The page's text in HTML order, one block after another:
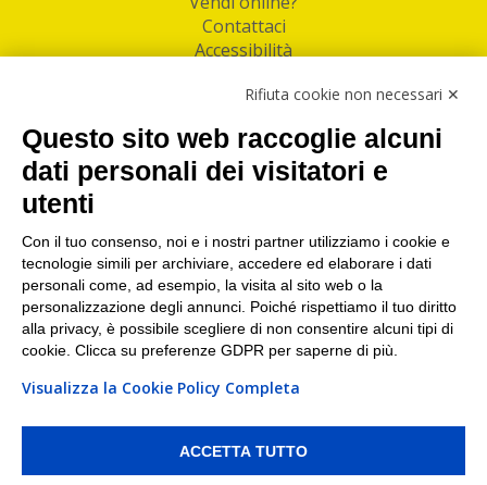
Contattaci
Accessibilità
Facebook
Linkedin
I nostri punti di ritiro e spedizione pacchi nelle
maggiori città italiane
Torino|Milano|Roma|Bologna|Firenze| Genova
Napoli|Varese
PI/CF/N°Iscr.: 10821360012 | REA: RM 1494760 | Cap.Soc.: 50.000€ |
Whistleblowing|Privacy |Preferenze Cookies
Rifiuta cookie non necessari ✕
Questo sito web raccoglie alcuni
dati personali dei visitatori e
utenti
Con il tuo consenso, noi e i nostri partner utilizziamo i cookie e
tecnologie simili per archiviare, accedere ed elaborare i dati
personali come, ad esempio, la visita al sito web o la
personalizzazione degli annunci. Poiché rispettiamo il tuo diritto
alla privacy, è possibile scegliere di non consentire alcuni tipi di
cookie. Clicca su preferenze GDPR per saperne di più.
Visualizza la Cookie Policy Completa
ACCETTA TUTTO